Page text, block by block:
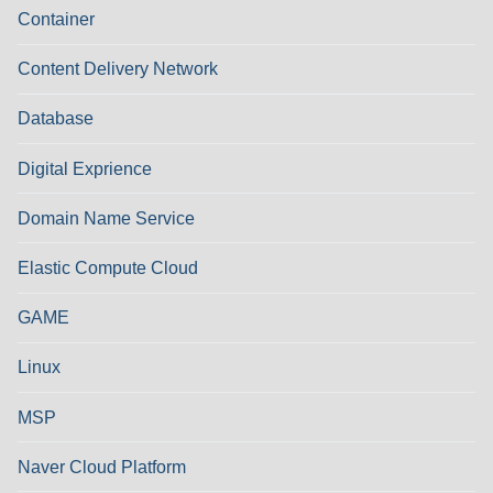
Container
Content Delivery Network
Database
Digital Exprience
Domain Name Service
Elastic Compute Cloud
GAME
Linux
MSP
Naver Cloud Platform